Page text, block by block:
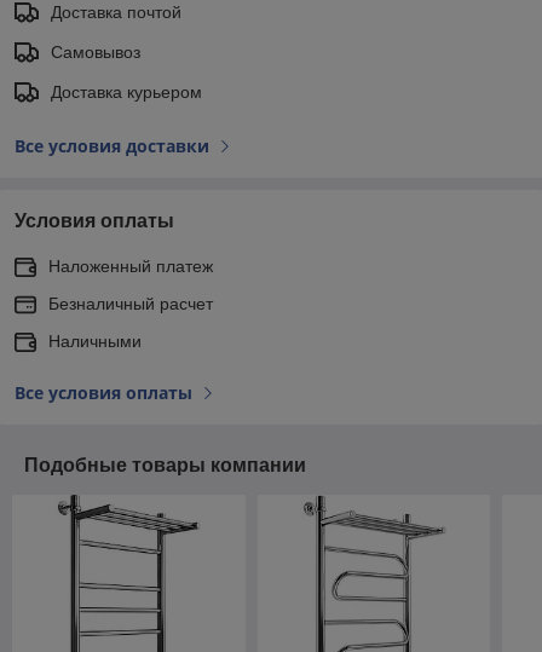
Доставка почтой
Самовывоз
Доставка курьером
Все условия доставки
Условия оплаты
Наложенный платеж
Безналичный расчет
Наличными
Все условия оплаты
Подобные товары компании